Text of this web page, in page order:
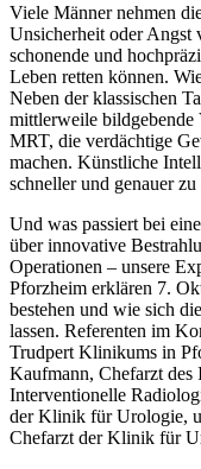
Viele Männer nehmen
Unsicherheit oder Angst
schonende und
Leben retten können.
Neben der klassischen
mittlerweile bildgebende
MRT, die verdächtige
machen. Künstliche
schneller und genauer zu
Und was passiert bei
über innovative
Operationen – unsere
Pforzheim erklären 7.
bestehen und wie sich
lassen. Referenten im
Trudpert Klinikums in
Kaufmann, Chefarzt des
Interventionelle
der Klinik für Urologie,
Chefarzt der Klinik für